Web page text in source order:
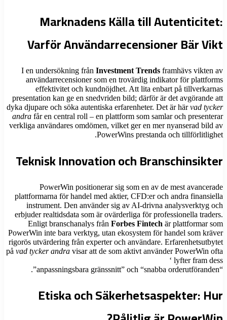
Marknadens Källa till Autenticitet:
Varför Användarrecensioner Bär Vikt
I en undersökning från Investment Trends framhävs vikten av
användarrecensioner som en trovärdig indikator för plattforms
effektivitet och kundnöjdhet. Att lita enbart på tillverkarnas
presentation kan ge en snedvriden bild; därför är det avgörande att
dyka djupare och söka autentiska erfarenheter. Det är härvad tycker
andra får en central roll – en plattform som samlar och presenterar
verkliga användares omdömen, vilket ger en mer nyanserad bild av
PowerWins prestanda och tillförlitlighet.
Teknisk Innovation och Branschinsikter
PowerWin positionerar sig som en av de mest avancerade
plattformarna för handel med aktier, CFD:er och andra finansiella
instrument. Den använder sig av AI-drivna analysverktyg och
erbjuder realtidsdata som är ovärderliga för professionella traders.
Enligt branschanalys från Forbes Fintech är plattformar som
PowerWin inte bara verktyg, utan ekosystem för handel som kräver
rigorös utvärdering från experter och användare. Erfarenhetsutbytet
på vad tycker andra visar att de som aktivt använder PowerWin ofta
lyfter fram dess ‘
“anpassningsbara gränssnitt” och “snabba orderutföranden”.
Etiska och Säkerhetsaspekter: Hur